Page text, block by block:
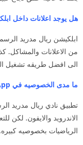
هل يوجد اعلانات داخل
ابلكيشن ريال مدريد
من الاعلانات والمشاكل.
الى افضل طريقه تشغيل
ما مدى الخصوصيه في Realmadrid App؟
تطبيق نادي ريال مدريد
الاندرويد والايفون. لكن
الرياضيات بخصوصيه كبيره.